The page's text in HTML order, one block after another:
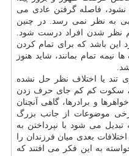
فاصله گرفتن عادی می
به نظر نمی رسد. در چنین
نظر شدن افراد درست شود.
این باشد که برای تمام کردن
نیمه تمام بمانند، شاید هنوز
تند یا اختلاف نظر حل نشده
سکوت کم کم جای حرف زدن
و برادرها، گاهی آنچنان
موضوعات از جانب بزرگ
می شود با نپرداختن به
بعدی میان فرزندان را
به این فکر می افتند که